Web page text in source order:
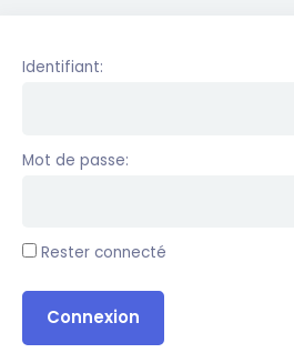
Identifiant:
Mot de passe:
Rester connecté
Connexion